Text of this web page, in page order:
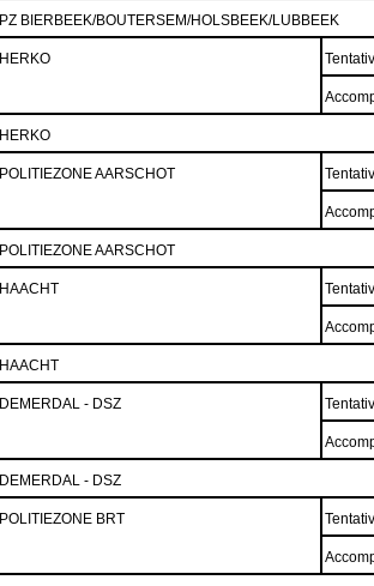
PZ BIERBEEK/BOUTERSEM/HOLSBEEK/LUBBEEK
HERKO
HERKO
POLITIEZONE AARSCHOT
POLITIEZONE AARSCHOT
HAACHT
HAACHT
DEMERDAL - DSZ
DEMERDAL - DSZ
POLITIEZONE BRT